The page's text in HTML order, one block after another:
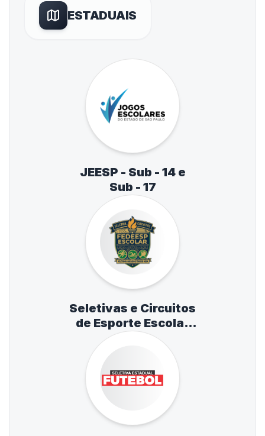
ESTADUAIS
JEESP - Sub - 14 e
Sub - 17
Seletivas e Circuitos
de Esporte Escolar
de Atletismo,
Natação e Tênis de
Mesa